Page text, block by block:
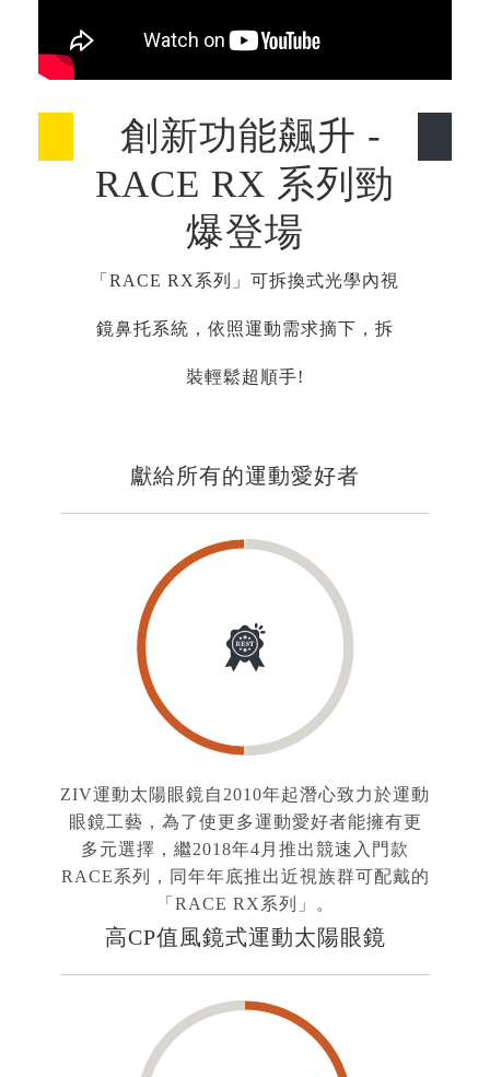
創新功能飆升 -
RACE RX 系列勁
爆登場
「RACE RX系列」可拆換式光學內視
鏡鼻托系統，依照運動需求摘下，拆
裝輕鬆超順手!
獻給所有的運動愛好者
ZIV運動太陽眼鏡自2010年起潛心致力於運動
眼鏡工藝，為了使更多運動愛好者能擁有更
多元選擇，繼2018年4月推出競速入門款
RACE系列，同年年底推出近視族群可配戴的
「RACE RX系列」。
高CP值風鏡式運動太陽眼鏡